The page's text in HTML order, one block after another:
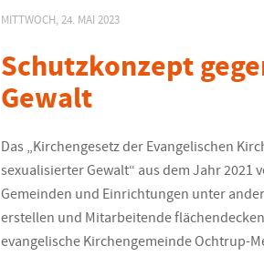
MITTWOCH, 24. MAI 2023
Schutzkonzept
Gewalt
Das „Kirchengesetz der Evangelischen
sexualisierter Gewalt“ aus dem Jahr 2021
Gemeinden und Einrichtungen unter
erstellen und Mitarbeitende
evangelische Kirchengemeinde Ochtrup-